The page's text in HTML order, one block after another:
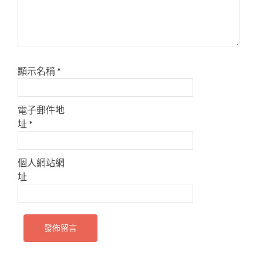
顯示名稱*
電子郵件地
址*
個人網站網
址